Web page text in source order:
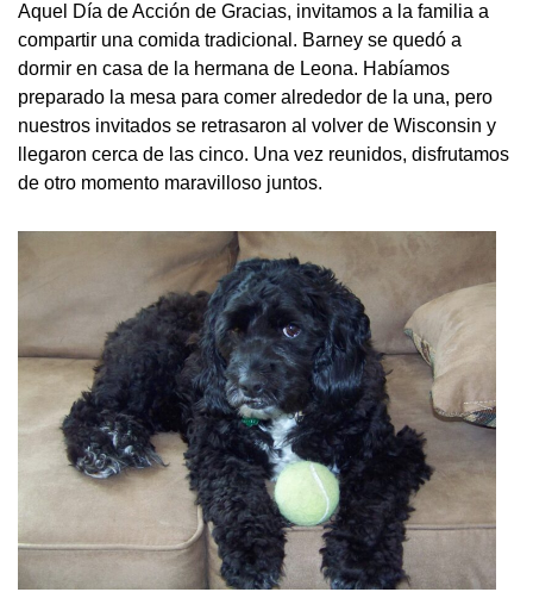
Aquel Día de Acción de Gracias, invitamos a la familia a
compartir una comida tradicional. Barney se quedó a
dormir en casa de la hermana de Leona. Habíamos
preparado la mesa para comer alrededor de la una, pero
nuestros invitados se retrasaron al volver de Wisconsin y
llegaron cerca de las cinco. Una vez reunidos, disfrutamos
de otro momento maravilloso juntos.